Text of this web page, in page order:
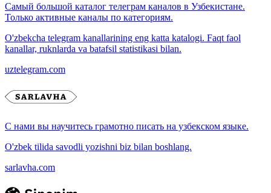
Самый большой каталог телеграм каналов в Узбекистане.
Только активные каналы по категориям.
O'zbekcha telegram kanallarining eng katta katalogi. Faqt faol
kanallar, ruknlarda va batafsil statistikasi bilan.
uztelegram.com
С нами вы научитесь грамотно писать на узбекском языке.
O'zbek tilida savodli yozishni biz bilan boshlang.
sarlavha.com